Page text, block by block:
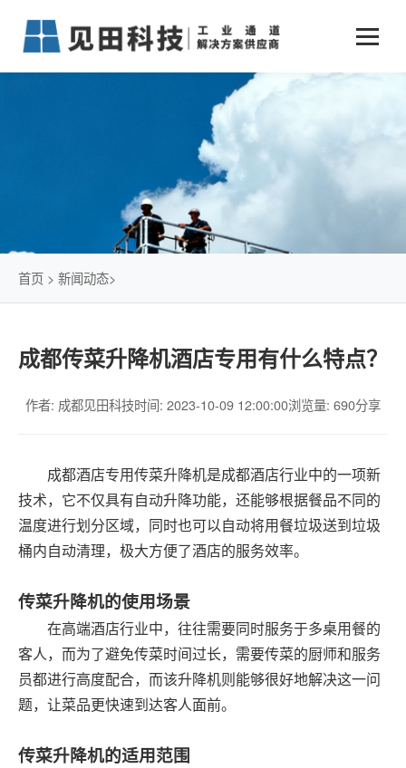
业务中心
仓储物流通道解决方案
智能立体库解决方案
简易升降机解决方案
新闻动态 +
传统仓储物流
石油化工行业
发展历程
首页 > 新闻动态>
成都传菜升降机酒店专用有什么特点？
作者: 成都见田科技时间: 2023-10-09 12:00:00浏览量: 690分享
成都酒店专用传菜升降机是成都酒店行业中的一项新
技术，它不仅具有自动升降功能，还能够根据餐品不同的
温度进行划分区域，同时也可以自动将用餐垃圾送到垃圾
桶内自动清理，极大方便了酒店的服务效率。
传菜升降机的使用场景
在高端酒店行业中，往往需要同时服务于多桌用餐的
客人，而为了避免传菜时间过长，需要传菜的厨师和服务
员都进行高度配合，而该升降机则能够很好地解决这一问
题，让菜品更快速到达客人面前。
传菜升降机的适用范围